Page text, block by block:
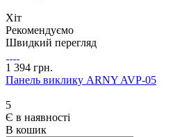
Хіт
Рекомендуємо
Швидкий перегляд
1 394 грн.
Панель виклику ARNY AVP-05
5
Є в наявності
В кошик